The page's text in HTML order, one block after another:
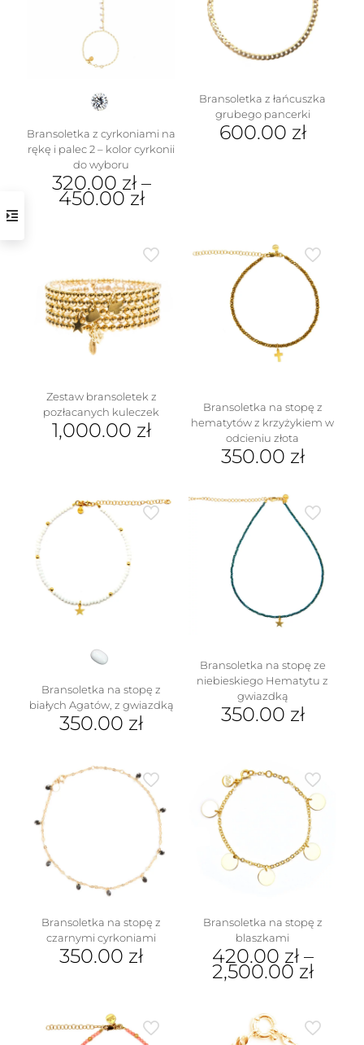
Bransoletka z cyrkoniami na
rękę i palec 2 – kolor cyrkonii
do wyboru
320.00 zł–
450.00 zł
wariantów.
Opcje
można
wybrać
na
Bransoletka z łańcuszka
grubego pancerki
600.00 zł
Zestaw bransoletek z
pozłacanych kuleczek
1,000.00 zł
Bransoletka na stopę z
hematytów z krzyżykiem w
odcieniu złota
350.00 zł
Bransoletka na stopę z
białych Agatów, z gwiazdką
350.00 zł
Bransoletka na stopę ze
niebieskiego Hematytu z
gwiazdką
350.00 zł
Bransoletka na stopę z
czarnymi cyrkoniami
350.00 zł
Bransoletka na stopę z
blaszkami
420.00 zł–
2,500.00 zł
ma
wiele